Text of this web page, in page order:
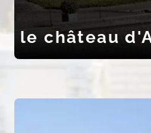
le château